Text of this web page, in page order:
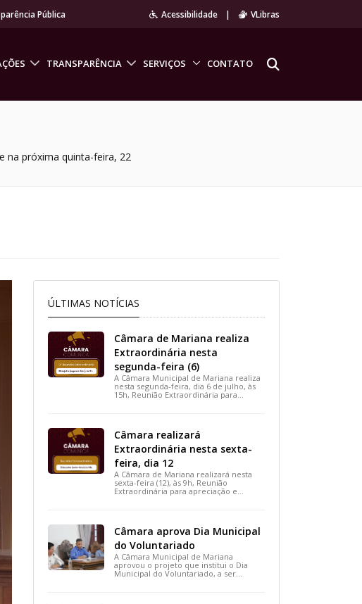
Pública Acessibilidade | VLibras
TRANSPARÊNCIA SERVIÇOS CONTATO
na próxima quinta-feira, 22
ÚLTIMAS NOTÍCIAS
Câmara de Mariana realiza
Extraordinária nesta
segunda-feira (6)
A Câmara Municipal de Mariana realiza
nesta segunda-feira, dia 6 de julho, às
15h, Reunião Extraordinária para
apreciação de importantes projetos de
Câmara realizará
Extraordinária nesta sexta-
feira, dia 12
A Câmara de Mariana realizará nesta
sexta-feira (12), às 9h, Reunião
Extraordinária para apreciação e
votação de projetos de interesse
Câmara aprova Dia Municipal
do Voluntariado
A Câmara Municipal de Mariana
aprovou o projeto que institui o Dia
Municipal do Voluntariado, a ser
celebrado em 28 de agosto. A medida,